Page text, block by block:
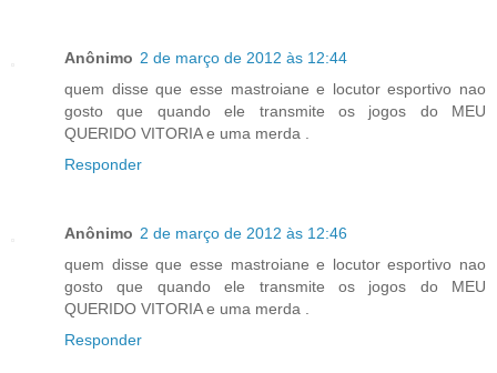
Anônimo 2 de março de 2012 às 12:44
quem disse que esse mastroiane e locutor esportivo nao
gosto que quando ele transmite os jogos do MEU
QUERIDO VITORIA e uma merda .
Responder
Anônimo 2 de março de 2012 às 12:46
quem disse que esse mastroiane e locutor esportivo nao
gosto que quando ele transmite os jogos do MEU
QUERIDO VITORIA e uma merda .
Responder